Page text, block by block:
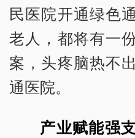
民医院开通绿色
老人，都将有一
案，头疼脑热不
通医院。
产业赋能强